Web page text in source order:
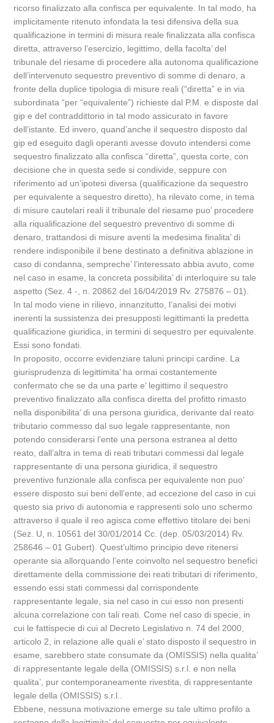
ricorso finalizzato alla confisca per equivalente. In tal modo, ha
implicitamente ritenuto infondata la tesi difensiva della sua
qualificazione in termini di misura reale finalizzata alla confisca
diretta, attraverso l’esercizio, legittimo, della facolta’ del
tribunale del riesame di procedere alla autonoma qualificazione
dell’intervenuto sequestro preventivo di somme di denaro, a
fronte della duplice tipologia di misure reali (“diretta” e in via
subordinata “per “equivalente”) richieste dal P.M. e disposte dal
gip e del contraddittorio in tal modo assicurato in favore
dell’istante. Ed invero, quand’anche il sequestro disposto dal
gip ed eseguito dagli operanti avesse dovuto intendersi come
sequestro finalizzato alla confisca “diretta”, questa corte, con
decisione che in questa sede si condivide, seppure con
riferimento ad un’ipotesi diversa (qualificazione da sequestro
per equivalente a sequestro diretto), ha rilevato come, in tema
di misure cautelari reali il tribunale del riesame puo’ procedere
alla riqualificazione del sequestro preventivo di somme di
denaro, trattandosi di misure aventi la medesima finalita’ di
rendere indisponibile il bene destinato a definitiva ablazione in
caso di condanna, sempreche’ l’interessato abbia avuto, come
nel caso in esame, la concreta possibilita’ di interloquire su tale
aspetto (Sez. 4 -, n. 20862 del 16/04/2019 Rv. 275876 – 01).
In tal modo viene in rilievo, innanzitutto, l’analisi dei motivi
inerenti la sussistenza dei presupposti legittimanti la predetta
qualificazione giuridica, in termini di sequestro per equivalente.
Essi sono fondati.
In proposito, occorre evidenziare taluni principi cardine. La
giurisprudenza di legittimita’ ha ormai costantemente
confermato che se da una parte e’ legittimo il sequestro
preventivo finalizzato alla confisca diretta del profitto rimasto
nella disponibilita’ di una persona giuridica, derivante dal reato
tributario commesso dal suo legale rappresentante, non
potendo considerarsi l’ente una persona estranea al detto
reato, dall’altra in tema di reati tributari commessi dal legale
rappresentante di una persona giuridica, il sequestro
preventivo funzionale alla confisca per equivalente non puo’
essere disposto sui beni dell’ente, ad eccezione del caso in cui
questo sia privo di autonomia e rappresenti solo uno schermo
attraverso il quale il reo agisca come effettivo titolare dei beni
(Sez. U, n. 10561 del 30/01/2014 Cc. (dep. 05/03/2014) Rv.
258646 – 01 Gubert). Quest’ultimo principio deve ritenersi
operante sia allorquando l’ente coinvolto nel sequestro benefici
direttamente della commissione dei reati tributari di riferimento,
essendo essi stati commessi dal corrispondente
rappresentante legale, sia nel caso in cui esso non presenti
alcuna correlazione con tali reati. Come nel caso di specie, in
cui le fattispecie di cui al Decreto Legislativo n. 74 del 2000,
articolo 2, in relazione alle quali e’ stato disposto il sequestro in
esame, sarebbero state consumate da (OMISSIS) nella qualita’
di rappresentante legale della (OMISSIS) s.r.l. e non nella
qualita’, pur contemporaneamente rivestita, di rappresentante
legale della (OMISSIS) s.r.l..
Ebbene, nessuna motivazione emerge su tale ultimo profilo a